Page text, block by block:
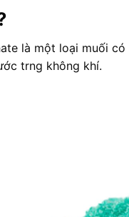
là một loại muối
trng không khí.